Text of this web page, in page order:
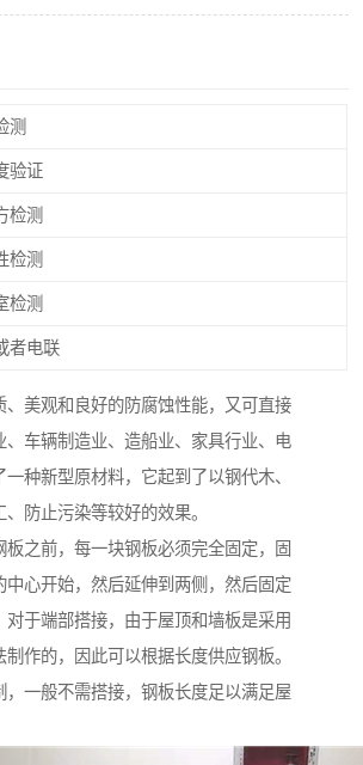
测
验证
检测
检测
检测
者电联
、美观和良好的防腐蚀性能，又可直接
、车辆制造业、造船业、家具行业、电
种新型原材料，它起到了以钢代木、
防止污染等较好的效果。
板之前，每一块钢板必须完全固定，固
中心开始，然后延伸到两侧，然后固定
对于端部搭接，由于屋顶和墙板是采用
作的，因此可以根据长度供应钢板。
，一般不需搭接，钢板长度足以满足屋